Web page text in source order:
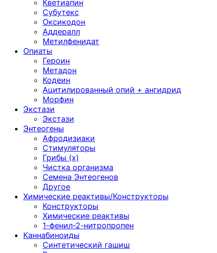
Кветиапин
Субутекс
Оксикодон
Аддералл
Метилфенидат
Опиаты
Героин
Метадон
Кодеин
Ацитилированный опий + ангидрид
Морфин
Экстази
Экстази
Энтеогены
Афродизиаки
Стимуляторы
Грибы (х)
Чистка организма
Семена Энтеогенов
Другое
Химические реактивы/Конструкторы
Конструкторы
Химические реактивы
1-фенил-2-нитропропен
Каннабиноиды
Синтетический гашиш